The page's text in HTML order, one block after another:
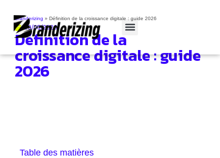
Branderizing » Définition de la croissance digitale : guide 2026
20/05/2026
Définition de la
croissance digitale : guide
2026
Table des matières